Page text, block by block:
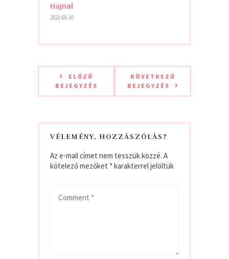
Hajnal
2021-01-10
ELŐZŐ
BEJEGYZÉS
KÖVETKEZŐ
BEJEGYZÉS
VÉLEMÉNY, HOZZÁSZÓLÁS?
Az e-mail címet nem tesszük közzé. A
kötelező mezőket *karakterrel jelöltük